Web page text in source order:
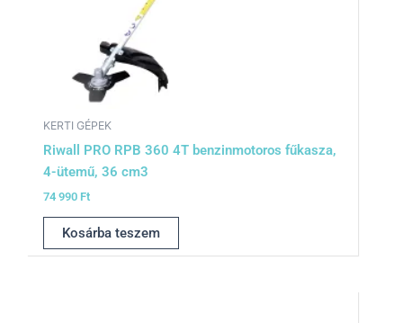
KERTI GÉPEK
Riwall PRO RPB 360 4T benzinmotoros fűkasza,
4-ütemű, 36 cm3
74 990 Ft
Kosárba teszem